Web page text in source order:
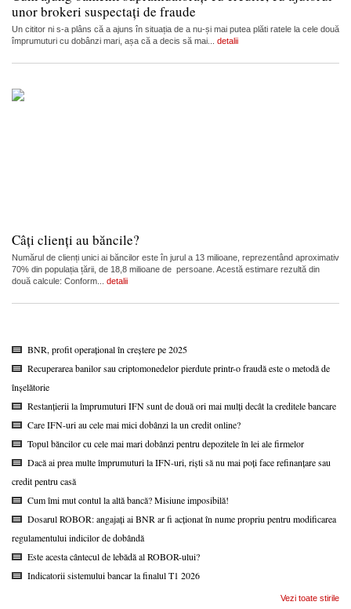
unor brokeri suspectați de fraude
Un cititor ni s-a plâns că a ajuns în situația de a nu-și mai putea plăti ratele la cele două
împrumuturi cu dobânzi mari, așa că a decis să mai... detalii
Câți clienți au băncile?
Numărul de clienți unici ai băncilor este în jurul a 13 milioane, reprezentând aproximativ
70% din populația țării, de 18,8 milioane de persoane. Acestă estimare rezultă din
două calcule: Conform... detalii
BNR, profit operațional în creștere pe 2025
Recuperarea banilor sau criptomonedelor pierdute printr-o fraudă este o metodă de
înșelătorie
Restanțierii la împrumuturi IFN sunt de două ori mai mulți decât la creditele bancare
Care IFN-uri au cele mai mici dobânzi la un credit online?
Topul băncilor cu cele mai mari dobânzi pentru depozitele în lei ale firmelor
Dacă ai prea multe împrumuturi la IFN-uri, riști să nu mai poți face refinanțare sau
credit pentru casă
Cum îmi mut contul la altă bancă? Misiune imposibilă!
Dosarul ROBOR: angajați ai BNR ar fi acționat în nume propriu pentru modificarea
regulamentului indicilor de dobândă
Este acesta cântecul de lebădă al ROBOR-ului?
Indicatorii sistemului bancar la finalul T1 2026
Vezi toate stirile